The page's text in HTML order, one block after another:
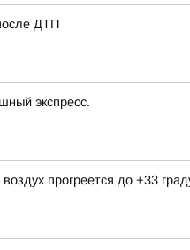
ДТП
экспресс.
прогреется до +33